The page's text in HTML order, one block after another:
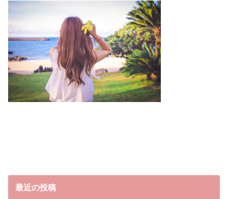
最近の投稿